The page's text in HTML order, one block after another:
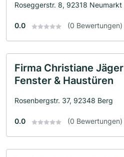
Roseggerstr. 8, 92318 Neumarkt
0.0 (0 Bewertungen)
Firma Christiane Jäger
Fenster & Haustüren
Rosenbergstr. 37, 92348 Berg
0.0 (0 Bewertungen)